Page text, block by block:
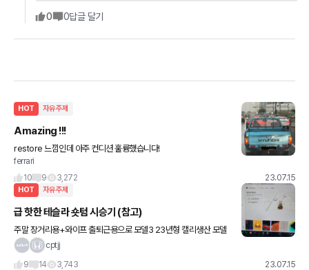
0 0답글 달기
HOT 자유주제
Amazing !!!
restore 느낌인데 아주 컨디션 훌륭했습니다!
ferrari
10
9 3,272 23.07.15
HOT 자유주제
급 핫한 테슬라 숏텀 시승기 (참고)
주말 장거리용+와이프 출퇴근용으로 모델3 23년형 캘리생산 모델
운용중입니다. (센서 삭제모델) 장점: 1.슈퍼차져 네트워크랑 충전 간
cptjj
9
14 3,743 23.07.15